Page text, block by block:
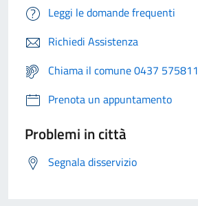
Leggi le domande frequenti
Richiedi Assistenza
Chiama il comune 0437 575811
Prenota un appuntamento
Problemi in città
Segnala disservizio